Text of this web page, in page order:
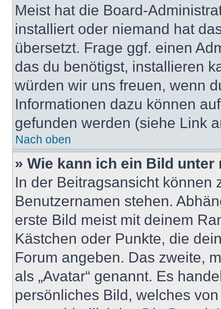
Meist hat die Board-
installiert oder niemand hat
übersetzt. Frage ggf. einen
das du benötigst, installieren
würden wir uns freuen, wenn
Informationen dazu können
gefunden werden (siehe Link
Nach oben
» Wie kann ich ein Bild
In der Beitragsansicht können
Benutzernamen stehen.
erste Bild meist mit deinem
Kästchen oder Punkte, die
Forum angeben. Das zweite,
als „Avatar“ genannt. Es
persönliches Bild, welches